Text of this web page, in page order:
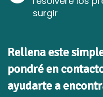
surgir
Rellena este
pondré en
ayudarte a